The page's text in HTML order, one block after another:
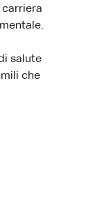
salute
che